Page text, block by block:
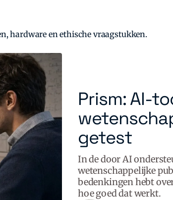
hardware en ethische vraagstukken.
Prism: AI-
getest
In de door AI
wetenschappelijke
bedenkingen hebt
hoe goed dat werkt.